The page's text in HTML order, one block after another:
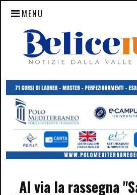
MENU
Al via la rassegna